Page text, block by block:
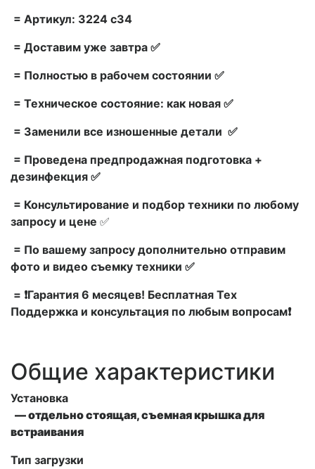
= Артикул: 3224 c34
= Доставим уже завтра ✅
= Полностью в рабочем состоянии ✅
= Техническое состояние: как новая ✅
= Заменили все изношенные детали ✅
= Проведена предпродажная подготовка +
дезинфекция ✅
= Консультирование и подбор техники по любому
запросу и цене ✅
= По вашему запросу дополнительно отправим
фото и видео съемку техники ✅
= ❗Гарантия 6 месяцев! Бесплатная Тех
Поддержка и консультация по любым вопросам❗
Общие характеристики
Установка
— отдельно стоящая, съемная крышка для
встраивания
Тип загрузки